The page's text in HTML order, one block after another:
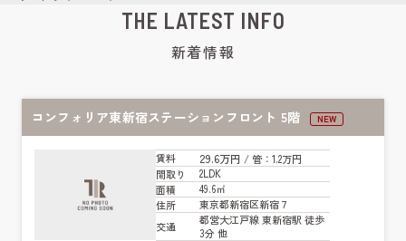
THE LATEST INFO
新着情報
コンフォリア東新宿ステーションフロント 5階 NEW
賃料 29.6万円 / 管：1.2万円
間取り
2LDK
面積
49.6㎡
住所
東京都新宿区新宿７
交通
都営大江戸線 東新宿駅 徒歩
3分 他